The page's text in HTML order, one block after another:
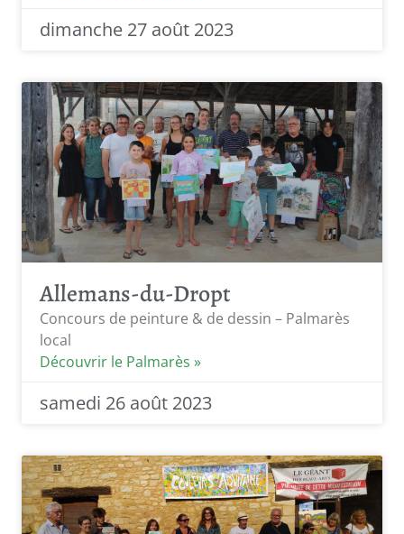
dimanche 27 août 2023
Allemans-du-Dropt
Concours de peinture & de dessin – Palmarès
local
Découvrir le Palmarès »
samedi 26 août 2023